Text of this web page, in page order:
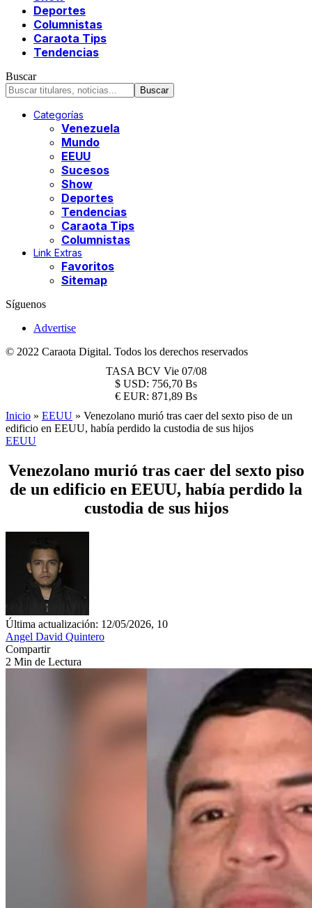
Deportes
Columnistas
Caraota Tips
Tendencias
Buscar
Categorías
Venezuela
Mundo
EEUU
Sucesos
Show
Deportes
Tendencias
Caraota Tips
Columnistas
Link Extras
Favoritos
Sitemap
Síguenos
Advertise
© 2022 Caraota Digital. Todos los derechos reservados
TASA BCV Vie 07/08
$ USD: 756,70 Bs
€ EUR: 871,89 Bs
Inicio » EEUU » Venezolano murió tras caer del sexto piso de un
edificio en EEUU, había perdido la custodia de sus hijos
EEUU
Venezolano murió tras caer del sexto piso
de un edificio en EEUU, había perdido la
custodia de sus hijos
Última actualización: 12/05/2026, 10
Angel David Quintero
Compartir
2 Min de Lectura